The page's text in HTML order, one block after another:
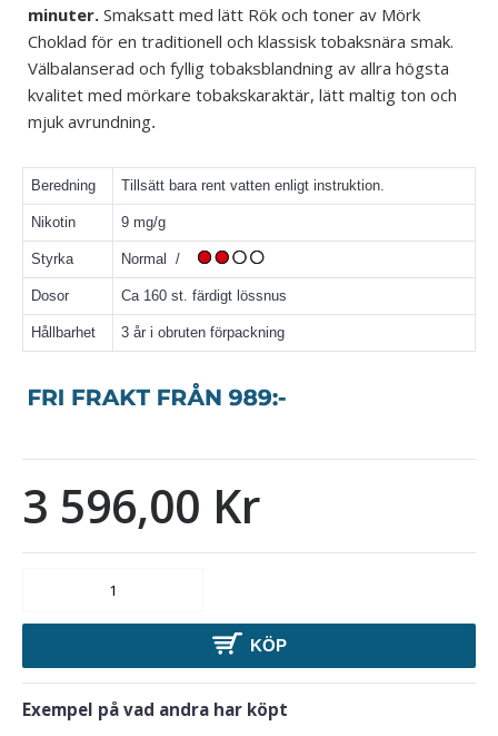
minuter. Smaksatt med lätt Rök och toner av Mörk
Choklad för en traditionell och klassisk tobaksnära smak.
Välbalanserad och fyllig tobaksblandning av allra högsta
kvalitet med mörkare tobakskaraktär, lätt maltig ton och
mjuk avrundning.
Beredning Tillsätt bara rent vatten enligt instruktion.
Nikotin 9 mg/g
Styrka Normal /
Dosor Ca 160 st. färdigt lössnus
Hållbarhet 3 år i obruten förpackning
3 596,00 Kr
KÖP
Exempel på vad andra har köpt